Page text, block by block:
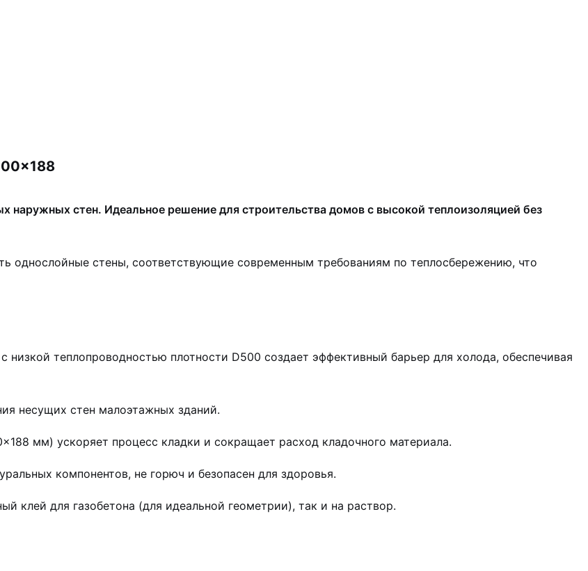
наружных стен. Идеальное решение для строительства домов с высокой теплоизоляцией без
однослойные стены, соответствующие современным требованиям по теплосбережению, что
теплопроводностью плотности D500 создает эффективный барьер для холода, обеспечивая
несущих стен малоэтажных зданий.
мм) ускоряет процесс кладки и сокращает расход кладочного материала.
компонентов, не горюч и безопасен для здоровья.
клей для газобетона (для идеальной геометрии), так и на раствор.